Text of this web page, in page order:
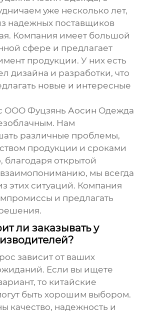
уже несколько лет,
надежных поставщиков
Компания имеет большой
сфере и предлагает
продукции. У них есть
дизайна и разработки, что
новые и интересные
ООО Фуцзянь Аосин Одежда
Нам
различные проблемы,
продукции и сроками
благодаря открытой
мы всегда
этих ситуаций. Компания
и предлагать
ли заказывать у
зависит от ваших
Если вы ищете
то китайские
быть хорошим выбором.
качество, надежность и